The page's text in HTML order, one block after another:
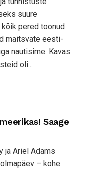
suure
kõik pered toonud
maitsvate eesti-
nautisime. Kavas
oli...
Saage
ja Ariel Adams
– kohe